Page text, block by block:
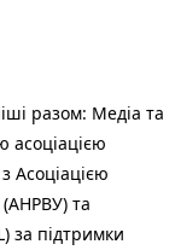
разом: Медіа та
асоціацією
Асоціацією
(АНРВУ) та
за підтримки